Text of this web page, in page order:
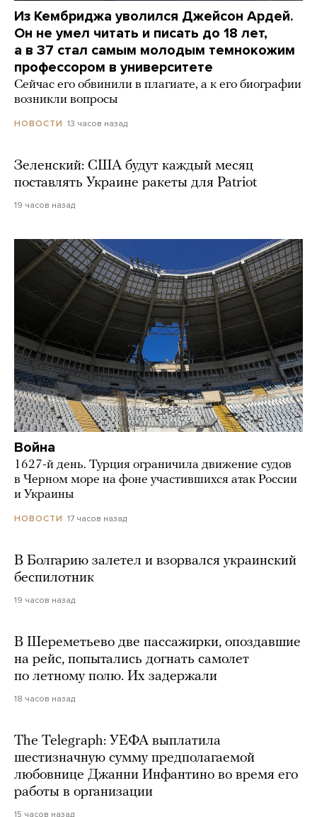
Из Кембриджа уволился Джейсон Ардей.
Он не умел читать и писать до 18 лет,
а в 37 стал самым молодым темнокожим
профессором в университете
Сейчас его обвинили в плагиате, а к его биографии
возникли вопросы
НОВОСТИ 13 часов назад
Зеленский: США будут каждый месяц
поставлять Украине ракеты для Patriot
19 часов назад
Война
1627-й день. Турция ограничила движение судов
в Черном море на фоне участившихся атак России
и Украины
НОВОСТИ 17 часов назад
В Болгарию залетел и взорвался украинский
беспилотник
19 часов назад
В Шереметьево две пассажирки, опоздавшие
на рейс, попытались догнать самолет
по летному полю. Их задержали
18 часов назад
The Telegraph: УЕФА выплатила
шестизначную сумму предполагаемой
любовнице Джанни Инфантино во время его
работы в организации
15 часов назад